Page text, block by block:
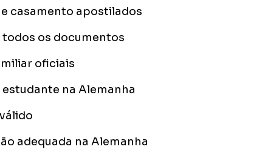
casamento apostilados
os documentos
oficiais
na Alemanha
adequada na Alemanha